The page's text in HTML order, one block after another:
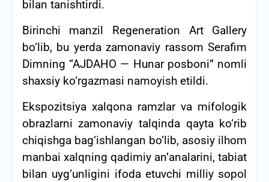
bilan tanishtirdi.
Birinchi manzil Regeneration Art Gallery
bo‘lib, bu yerda zamonaviy rassom Serafim
Dimning “AJDAHO — Hunar posboni” nomli
shaxsiy ko‘rgazmasi namoyish etildi.
Ekspozitsiya xalqona ramzlar va mifologik
obrazlarni zamonaviy talqinda qayta ko‘rib
chiqishga bag‘ishlangan bo‘lib, asosiy ilhom
manbai xalqning qadimiy an’analarini, tabiat
bilan uyg‘unligini ifoda etuvchi milliy sopol